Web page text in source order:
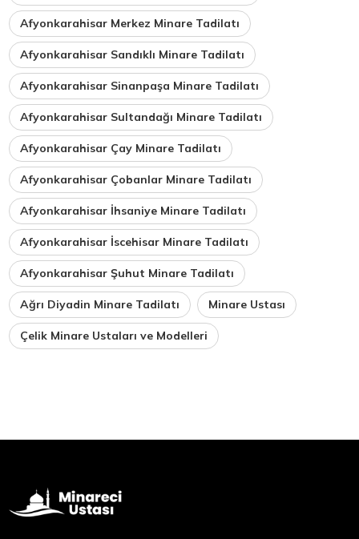
Afyonkarahisar Merkez Minare Tadilatı
Afyonkarahisar Sandıklı Minare Tadilatı
Afyonkarahisar Sinanpaşa Minare Tadilatı
Afyonkarahisar Sultandağı Minare Tadilatı
Afyonkarahisar Çay Minare Tadilatı
Afyonkarahisar Çobanlar Minare Tadilatı
Afyonkarahisar İhsaniye Minare Tadilatı
Afyonkarahisar İscehisar Minare Tadilatı
Afyonkarahisar Şuhut Minare Tadilatı
Ağrı Diyadin Minare Tadilatı Minare Ustası
Çelik Minare Ustaları ve Modelleri